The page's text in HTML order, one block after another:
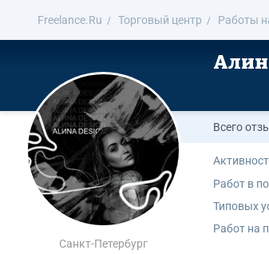
Freelance.Ru Торговый центр Работы
Санкт-Петербург
Всего
Работ в
Типовых
Работ на